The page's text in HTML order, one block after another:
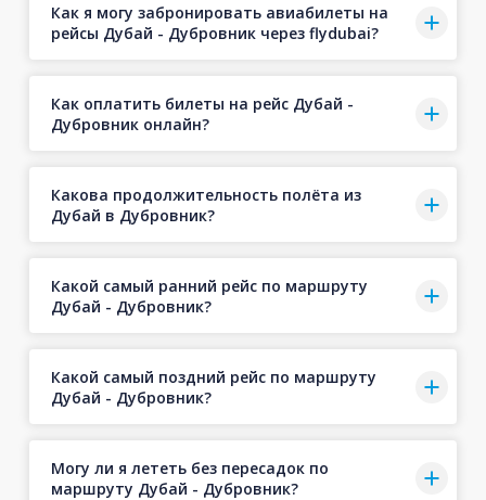
Как я могу забронировать авиабилеты на
рейсы Дубай - Дубровник через flydubai?
Как оплатить билеты на рейс Дубай -
Дубровник онлайн?
Какова продолжительность полёта из
Дубай в Дубровник?
Какой самый ранний рейс по маршруту
Дубай - Дубровник?
Какой самый поздний рейс по маршруту
Дубай - Дубровник?
Могу ли я лететь без пересадок по
маршруту Дубай - Дубровник?